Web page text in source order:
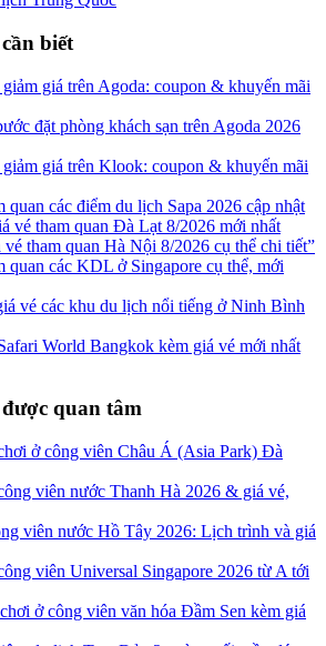
biết
giảm giá trên Agoda: coupon & khuyến mãi
đặt phòng khách sạn trên Agoda 2026
giảm giá trên Klook: coupon & khuyến mãi
quan các điểm du lịch Sapa 2026 cập nhật
vé tham quan Đà Lạt 8/2026 mới nhất
tham quan Hà Nội 8/2026 cụ thể chi tiết”
quan các KDL ở Singapore cụ thể, mới
vé các khu du lịch nổi tiếng ở Ninh Bình
World Bangkok kèm giá vé mới nhất
quan tâm
ở công viên Châu Á (Asia Park) Đà
viên nước Thanh Hà 2026 & giá vé,
viên nước Hồ Tây 2026: Lịch trình và giá
viên Universal Singapore 2026 từ A tới
ở công viên văn hóa Đầm Sen kèm giá